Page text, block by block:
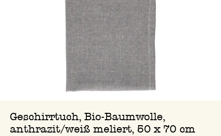
Geschirrtuch, Bio-Baumwolle,
anthrazit/weiß meliert, 50 x 70 cm